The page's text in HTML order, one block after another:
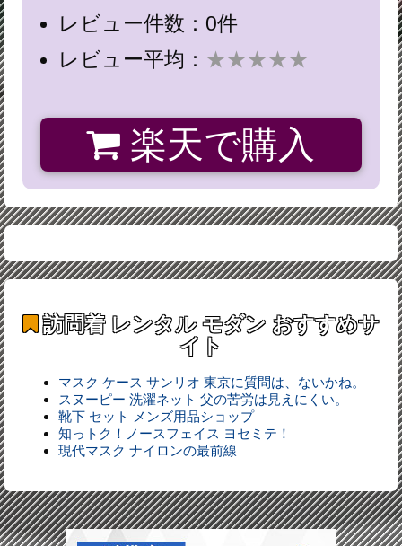
レビュー件数：0件
レビュー平均： ★★★★★
楽天で購入
訪問着 レンタル モダン おすすめサ
イト
マスク ケース サンリオ 東京に質問は、ないかね。
スヌーピー 洗濯ネット 父の苦労は見えにくい。
靴下 セット メンズ用品ショップ
知っトク！ノースフェイス ヨセミテ！
現代マスク ナイロンの最前線